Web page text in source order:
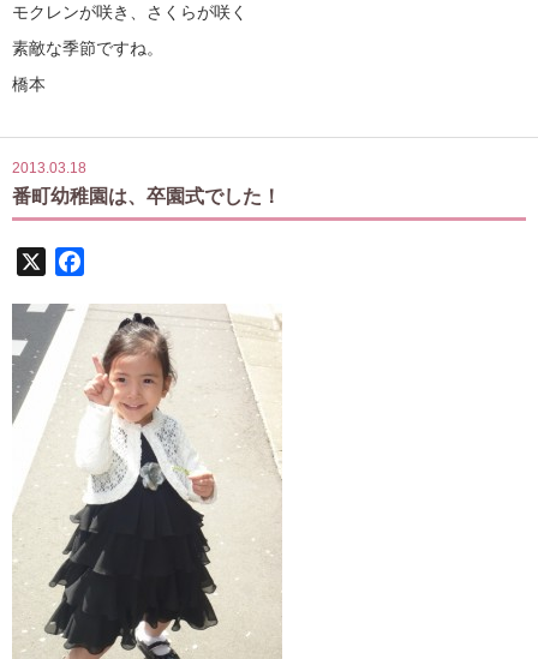
モクレンが咲き、さくらが咲く
素敵な季節ですね。
橋本
2013.03.18
番町幼稚園は、卒園式でした！